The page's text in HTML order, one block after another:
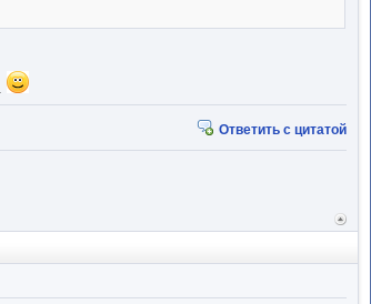
Ответить с цитатой
к